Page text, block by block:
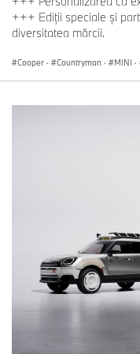
+++ Ediții speciale și
diversitatea mărcii.
Cooper · Countryman · MINI ·